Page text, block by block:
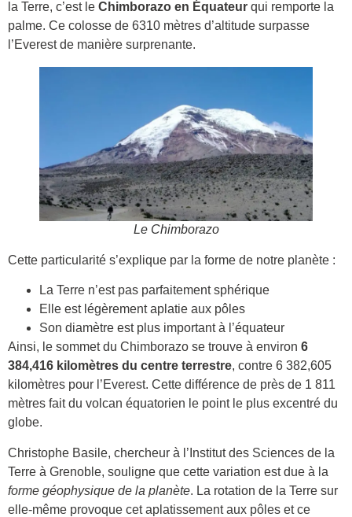
la Terre, c’est le Chimborazo en Équateur qui remporte la
palme. Ce colosse de 6310 mètres d’altitude surpasse
l’Everest de manière surprenante.
Le Chimborazo
Cette particularité s’explique par la forme de notre planète :
La Terre n’est pas parfaitement sphérique
Elle est légèrement aplatie aux pôles
Son diamètre est plus important à l’équateur
Ainsi, le sommet du Chimborazo se trouve à environ 6
384,416 kilomètres du centre terrestre, contre 6 382,605
kilomètres pour l’Everest. Cette différence de près de 1 811
mètres fait du volcan équatorien le point le plus excentré du
globe.
Christophe Basile, chercheur à l’Institut des Sciences de la
Terre à Grenoble, souligne que cette variation est due à la
forme géophysique de la planète. La rotation de la Terre sur
elle-même provoque cet aplatissement aux pôles et ce